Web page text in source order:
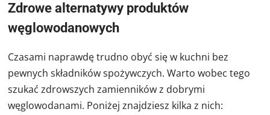
Zdrowe alternatywy produktów
węglowodanowych
Czasami naprawdę trudno obyć się w kuchni bez
pewnych składników spożywczych. Warto wobec tego
szukać zdrowszych zamienników z dobrymi
węglowodanami. Poniżej znajdziesz kilka z nich: